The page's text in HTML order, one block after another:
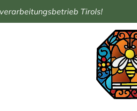
Tirols!